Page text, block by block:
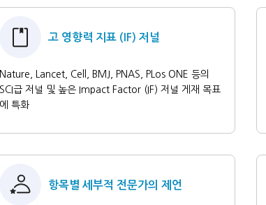
고 영향력 지표 (IF) 저널
Nature, Lancet, Cell, BMJ, PNAS, PLos ONE 등의
SCI급 저널 및 높은 Impact Factor (IF) 저널 게재 목표
에 특화
항목별 세부적 전문가의 제언